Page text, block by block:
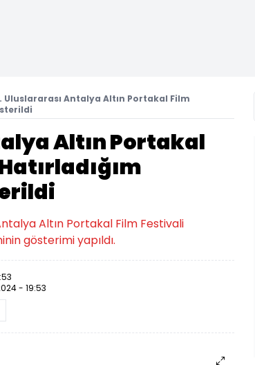
Uluslararası Antalya Altın Portakal Film
Altın Portakal
Altın Portakal Film Festivali
gösterimi yapıldı.
- 19:53